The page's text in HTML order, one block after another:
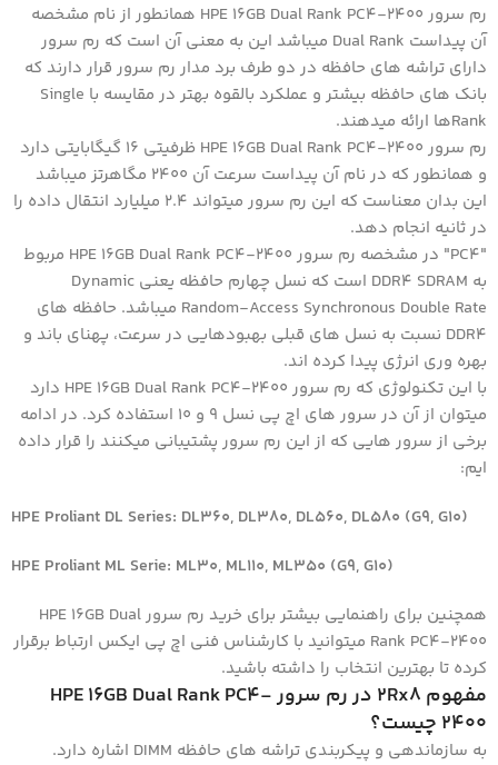
رم سرور HPE 16GB Dual Rank PC4-2400 همانطور از نام مشخصه
آن پیداست Dual Rank میباشد این به معنی آن است که رم سرور
دارای تراشه های حافظه در دو طرف برد مدار رم سرور قرار دارند که
بانک های حافظه بیشتر و عملکرد بالقوه بهتر در مقایسه با Single
Rankها ارائه میدهند.
رم سرور HPE 16GB Dual Rank PC4-2400 ظرفیتی ۱۶ گیگابایتی دارد
و همانطور که در نام آن پیداست سرعت آن ۲۴۰۰ مگاهرتز میباشد
این بدان معناست که این رم سرور میتواند ۲.۴ میلیارد انتقال داده را
در ثانیه انجام دهد.
"PC4" در مشخصه رم سرور HPE 16GB Dual Rank PC4-2400 مربوط
به DDR4 SDRAM است که نسل چهارم حافظه یعنی Dynamic
Random-Access Synchronous Double Rate میباشد. حافظه های
DDR4 نسبت به نسل های قبلی بهبودهایی در سرعت، پهنای باند و
بهره وری انرژی پیدا کرده اند.
با این تکنولوژي که رم سرور HPE 16GB Dual Rank PC4-2400 دارد
میتوان از آن در سرور های اچ پی نسل ۹ و ۱۰ استفاده کرد. در ادامه
برخی از سرور هایی که از این رم سرور پشتیبانی میکنند را قرار داده
ایم:
HPE Proliant DL Series: DL360, DL380, DL560, DL580 (G9, G10)
HPE Proliant ML Serie: ML30, ML110, ML350 (G9, G10)
همچنین برای راهنمایی بیشتر برای خرید رم سرور HPE 16GB Dual
Rank PC4-2400 میتوانید با کارشناس فنی اچ پی ایکس ارتباط برقرار
کرده تا بهترین انتخاب را داشته باشید.
مفهوم 2Rx8 در رم سرور HPE 16GB Dual Rank PC4-
2400 چیست؟
به سازماندهی و پیکربندی تراشه های حافظه DIMM اشاره دارد.